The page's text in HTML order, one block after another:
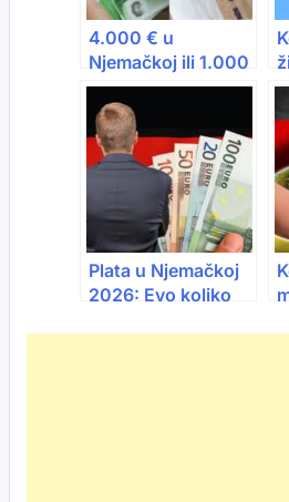
4.000 € u
Njemačkoj ili 1.000
€ u BiH: Gdje se
zapravo živi bolje?
Plata u Njemačkoj
2026: Evo koliko